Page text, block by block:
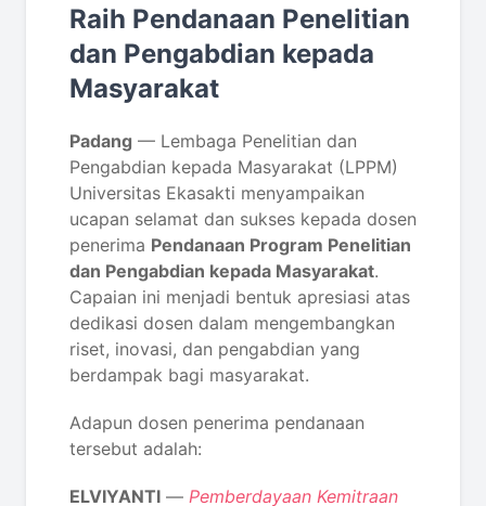
Raih Pendanaan Penelitian
dan Pengabdian kepada
Masyarakat
Padang — Lembaga Penelitian dan
Pengabdian kepada Masyarakat (LPPM)
Universitas Ekasakti menyampaikan
ucapan selamat dan sukses kepada dosen
penerima Pendanaan Program Penelitian
dan Pengabdian kepada Masyarakat.
Capaian ini menjadi bentuk apresiasi atas
dedikasi dosen dalam mengembangkan
riset, inovasi, dan pengabdian yang
berdampak bagi masyarakat.
Adapun dosen penerima pendanaan
tersebut adalah:
ELVIYANTI — Pemberdayaan Kemitraan